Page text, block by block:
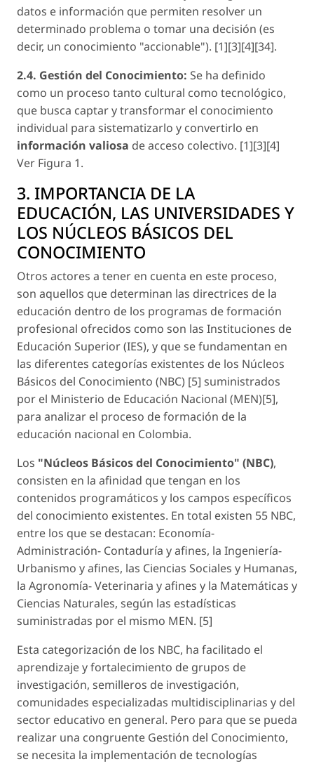
datos e información que permiten resolver un
determinado problema o tomar una decisión (es
decir, un conocimiento "accionable"). [1][3][4][34].
2.4. Gestión del Conocimiento: Se ha definido
como un proceso tanto cultural como tecnológico,
que busca captar y transformar el conocimiento
individual para sistematizarlo y convertirlo en
información valiosa de acceso colectivo. [1][3][4]
Ver Figura 1.
3. IMPORTANCIA DE LA
EDUCACIÓN, LAS UNIVERSIDADES Y
LOS NÚCLEOS BÁSICOS DEL
CONOCIMIENTO
Otros actores a tener en cuenta en este proceso,
son aquellos que determinan las directrices de la
educación dentro de los programas de formación
profesional ofrecidos como son las Instituciones de
Educación Superior (IES), y que se fundamentan en
las diferentes categorías existentes de los Núcleos
Básicos del Conocimiento (NBC) [5] suministrados
por el Ministerio de Educación Nacional (MEN)[5],
para analizar el proceso de formación de la
educación nacional en Colombia.
Los "Núcleos Básicos del Conocimiento" (NBC),
consisten en la afinidad que tengan en los
contenidos programáticos y los campos específicos
del conocimiento existentes. En total existen 55 NBC,
entre los que se destacan: Economía-
Administración- Contaduría y afines, la Ingeniería-
Urbanismo y afines, las Ciencias Sociales y Humanas,
la Agronomía- Veterinaria y afines y la Matemáticas y
Ciencias Naturales, según las estadísticas
suministradas por el mismo MEN. [5]
Esta categorización de los NBC, ha facilitado el
aprendizaje y fortalecimiento de grupos de
investigación, semilleros de investigación,
comunidades especializadas multidisciplinarias y del
sector educativo en general. Pero para que se pueda
realizar una congruente Gestión del Conocimiento,
se necesita la implementación de tecnologías